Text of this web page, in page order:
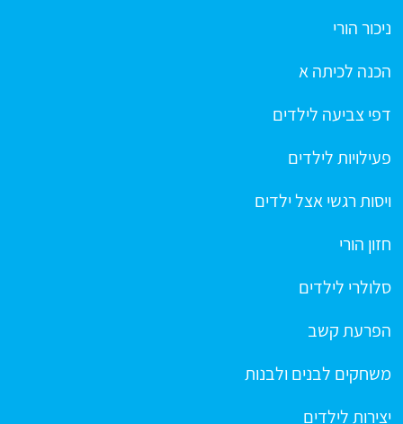
ניכור הורי
הכנה לכיתה א
דפי צביעה לילדים
פעילויות לילדים
ויסות רגשי אצל ילדים
חזון הורי
סלולרי לילדים
הפרעת קשב
משחקים לבנים ולבנות
יצירות לילדים